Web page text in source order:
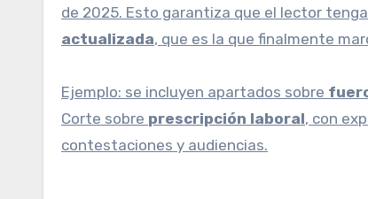
de 2025. Esto garantiza que el lector
actualizada, que es la que finalmente
Ejemplo: se incluyen apartados sobre
Corte sobre prescripción laboral, con
contestaciones y audiencias.